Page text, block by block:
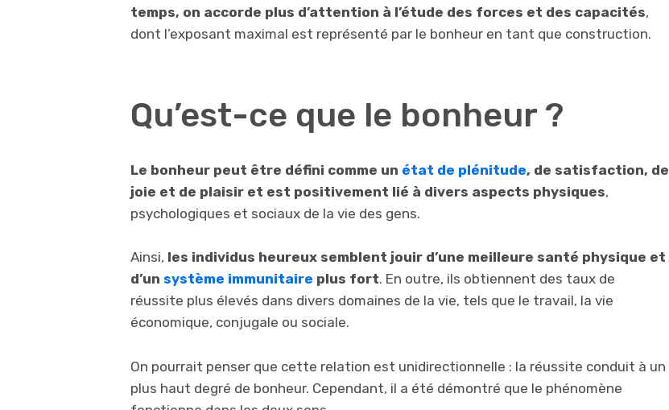
temps, on accorde plus d’attention à l’étude des forces et des capacités,
dont l’exposant maximal est représenté par le bonheur en tant que construction.
Qu’est-ce que le bonheur ?
Le bonheur peut être défini comme un état de plénitude, de satisfaction, de
joie et de plaisir et est positivement lié à divers aspects physiques,
psychologiques et sociaux de la vie des gens.
Ainsi, les individus heureux semblent jouir d’une meilleure santé physique et
d’un système immunitaire plus fort. En outre, ils obtiennent des taux de
réussite plus élevés dans divers domaines de la vie, tels que le travail, la vie
économique, conjugale ou sociale.
On pourrait penser que cette relation est unidirectionnelle : la réussite conduit à un
plus haut degré de bonheur. Cependant, il a été démontré que le phénomène